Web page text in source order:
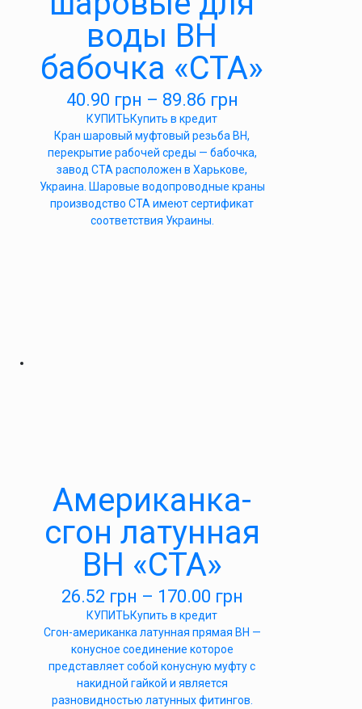
воды ВН
бабочка «СТА»
40.90 грн – 89.86 грн
КУПИТЬКупить в кредит
Кран шаровый муфтовый резьба ВН,
перекрытие рабочей среды — бабочка,
завод СТА расположен в Харькове,
Украина. Шаровые водопроводные краны
производство СТА имеют сертификат
соответствия Украины.
Американка-
сгон латунная
ВН «СТА»
26.52 грн – 170.00 грн
КУПИТЬКупить в кредит
Сгон-американка латунная прямая ВН —
конусное соединение которое
представляет собой конусную муфту с
накидной гайкой и является
разновидностью латунных фитингов.